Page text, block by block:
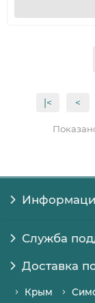
|< <
Служба
Доставка
Крым